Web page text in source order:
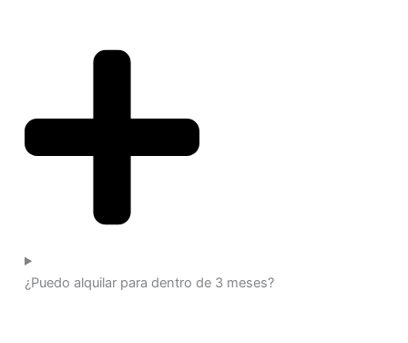
¿Puedo alquilar para dentro de 3 meses?